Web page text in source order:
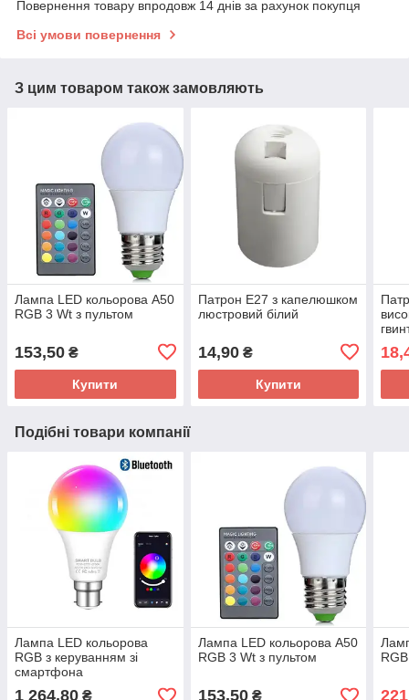
Повернення товару впродовж 14 днів за рахунок покупця
Всі умови повернення
З цим товаром також замовляють
Лампа LED кольорова A50
RGB 3 Wt з пультом
153,50 ₴
Купити
Патрон Е27 з капелюшком
люстровий білий
14,90₴
Купити
Подібні товари компанії
Лампа LED кольорова
RGB з керуванням зі
смартфона
1 264,80 ₴
Лампа LED кольорова A50
RGB 3 Wt з пультом
153,50₴ 221